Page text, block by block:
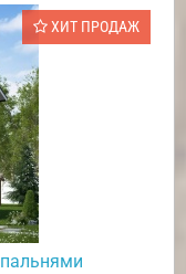
ХИТ ПРОДАЖ